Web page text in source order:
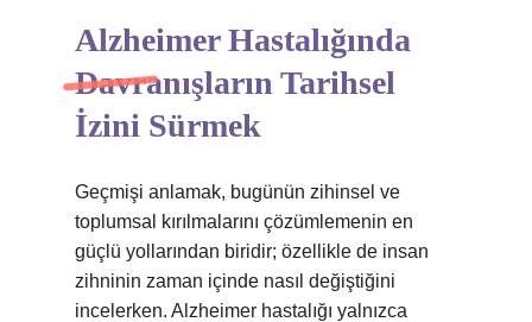
Alzheimer Hastalığında
Davranışların Tarihsel
İzini Sürmek
Geçmişi anlamak, bugünün zihinsel ve
toplumsal kırılmalarını çözümlemenin en
güçlü yollarından biridir; özellikle de insan
zihninin zaman içinde nasıl değiştiğini
incelerken. Alzheimer hastalığı yalnızca